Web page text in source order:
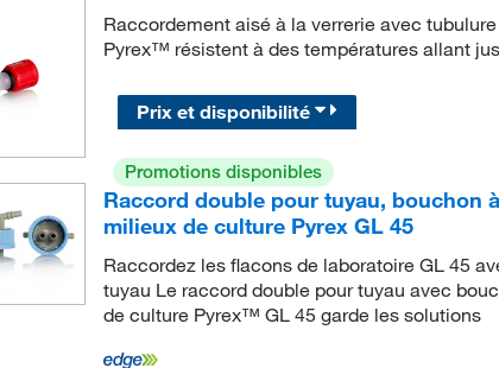
Raccordement aisé à la verrerie avec
Pyrex™ résistent à des températures allant
Prix et disponibilité
Promotions disponibles
Raccord double pour tuyau, bouchon
milieux de culture Pyrex GL 45
Raccordez les flacons de laboratoire GL 45
tuyau Le raccord double pour tuyau avec
de culture Pyrex™ GL 45 garde les solutions